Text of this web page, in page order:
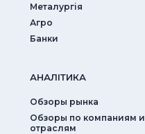
Металургія
Агро
Банки
АНАЛIТИКА
Обзоры рынка
Обзоры по компаниям и
отраслям